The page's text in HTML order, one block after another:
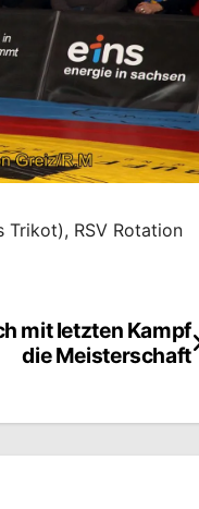
Trikot), RSV Rotation
mit letzten Kampf
die Meisterschaft